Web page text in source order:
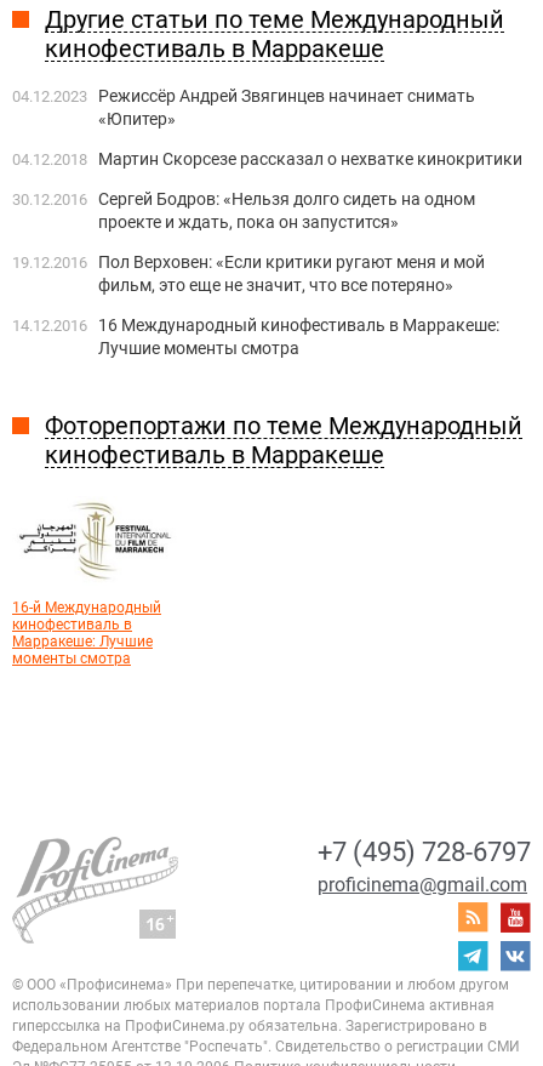
Другие статьи по теме Международный
кинофестиваль в Марракеше
04.12.2023
Режиссёр Андрей Звягинцев начинает снимать
«Юпитер»
04.12.2018 Мартин Скорсезе рассказал о нехватке кинокритики
30.12.2016 Сергей Бодров: «Нельзя долго сидеть на одном
проекте и ждать, пока он запустится»
19.12.2016
Пол Верховен: «Если критики ругают меня и мой
фильм, это еще не значит, что все потеряно»
14.12.2016
16 Международный кинофестиваль в Марракеше:
Лучшие моменты смотра
Фоторепортажи по теме Международный
кинофестиваль в Марракеше
16-й Международный
кинофестиваль в
Марракеше: Лучшие
моменты смотра
+7 (495) 728-6797
proficinema@gmail.com
© ООО «Профисинема» При перепечатке, цитировании и любом другом
использовании любых материалов портала ПрофиСинема активная
гиперссылка на ПрофиСинема.ру обязательна. Зарегистрировано в
Федеральном Агентстве "Роспечать". Свидетельство о регистрации СМИ